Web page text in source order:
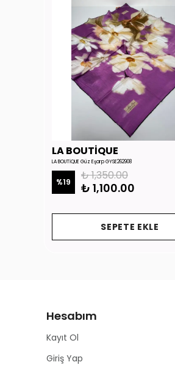
LA BOUTİQUE
LA BOUTİQUE Güz Eşarp GYSE262908
%19 ₺ 1,350.00
₺ 1,100.00
SEPETE EKLE
Hesabım
Kayıt Ol
Giriş Yap